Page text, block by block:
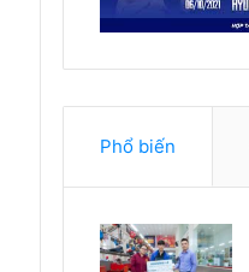
Phổ biến